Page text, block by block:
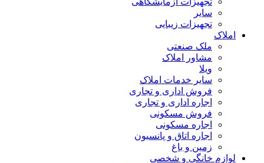
سایر
تجهیزات زیبایی
املاک
ملک صنعتی
مشاور املاک
ویلا
سایر خدمات املاک
فروش اداری و تجاری
اجاره اداری و تجاری
فروش مسکونی
اجاره مسکونی
اجاره اتاق و پانسیون
زمین و باغ
لوازم خانگی و شخصی